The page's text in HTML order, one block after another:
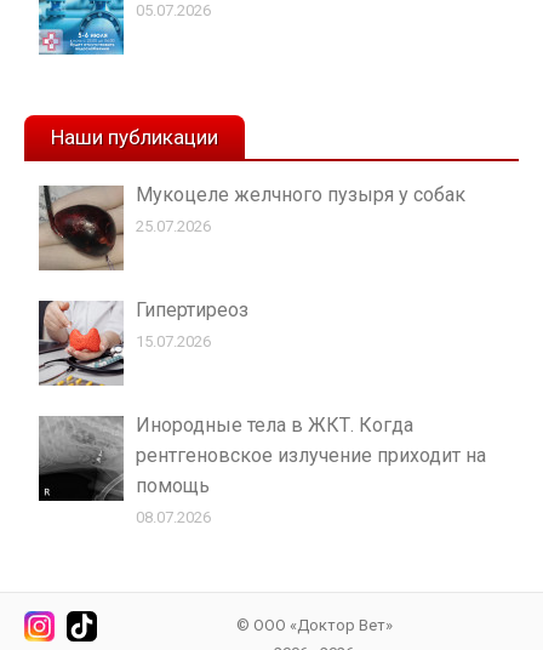
05.07.2026
Наши публикации
Мукоцеле желчного пузыря у собак
25.07.2026
Гипертиреоз
15.07.2026
Инородные тела в ЖКТ. Когда
рентгеновское излучение приходит на
помощь
08.07.2026
© ООО «Доктор Вет»